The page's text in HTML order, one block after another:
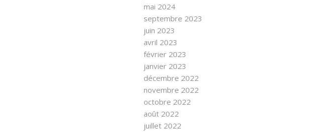
mai 2024
septembre 2023
juin 2023
avril 2023
février 2023
janvier 2023
décembre 2022
novembre 2022
octobre 2022
août 2022
juillet 2022